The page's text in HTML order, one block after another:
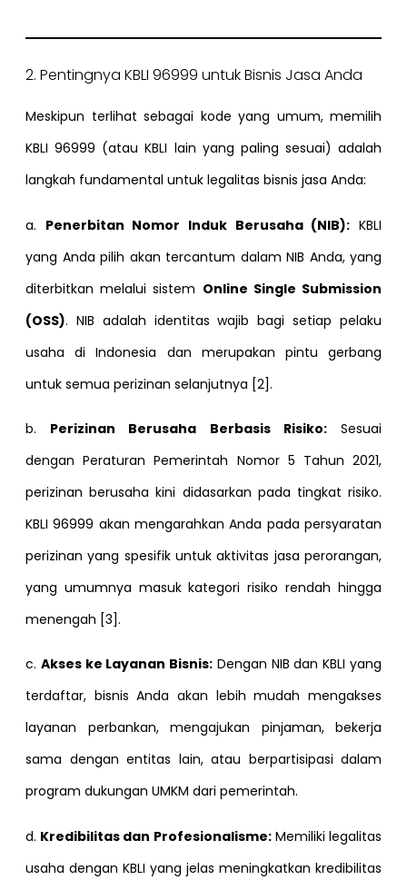
2. Pentingnya KBLI 96999 untuk Bisnis Jasa Anda
Meskipun terlihat sebagai kode yang umum, memilih
KBLI 96999 (atau KBLI lain yang paling sesuai) adalah
langkah fundamental untuk legalitas bisnis jasa Anda:
a. Penerbitan Nomor Induk Berusaha (NIB): KBLI
yang Anda pilih akan tercantum dalam NIB Anda, yang
diterbitkan melalui sistem Online Single Submission
(OSS). NIB adalah identitas wajib bagi setiap pelaku
usaha di Indonesia dan merupakan pintu gerbang
untuk semua perizinan selanjutnya [2].
b. Perizinan Berusaha Berbasis Risiko:Sesuai
dengan Peraturan Pemerintah Nomor 5 Tahun 2021,
perizinan berusaha kini didasarkan pada tingkat risiko.
KBLI 96999 akan mengarahkan Anda pada persyaratan
perizinan yang spesifik untuk aktivitas jasa perorangan,
yang umumnya masuk kategori risiko rendah hingga
menengah [3].
c. Akses ke Layanan Bisnis: Dengan NIB dan KBLI yang
terdaftar, bisnis Anda akan lebih mudah mengakses
layanan perbankan, mengajukan pinjaman, bekerja
sama dengan entitas lain, atau berpartisipasi dalam
program dukungan UMKM dari pemerintah.
d. Kredibilitas dan Profesionalisme:Memiliki legalitas
usaha dengan KBLI yang jelas meningkatkan kredibilitas